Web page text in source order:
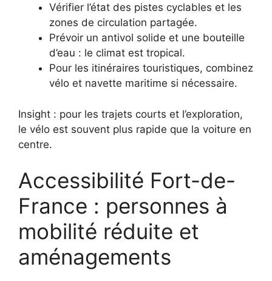
Vérifier l’état des pistes cyclables et les
zones de circulation partagée.
Prévoir un antivol solide et une bouteille
d’eau : le climat est tropical.
Pour les itinéraires touristiques, combinez
vélo et navette maritime si nécessaire.
Insight : pour les trajets courts et l’exploration,
le vélo est souvent plus rapide que la voiture en
centre.
Accessibilité Fort-de-
France : personnes à
mobilité réduite et
aménagements